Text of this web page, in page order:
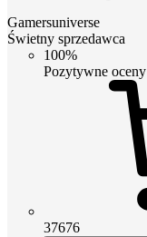
Gamersuniverse
Świetny sprzedawca
100%
Pozytywne oceny
37676